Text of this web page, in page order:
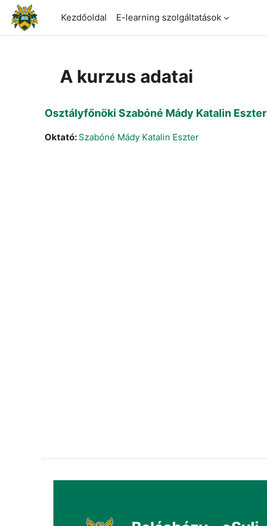
Tovább a fő tartalomhoz
Kezdőoldal
E-learning szolgáltatások
A kurzus adatai
Osztályfőnöki Szabóné Mády Katalin Eszter
Oktató: Szabóné Mády Katalin Eszter